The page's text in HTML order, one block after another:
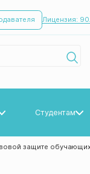
Лицензия:
Студентам
защите